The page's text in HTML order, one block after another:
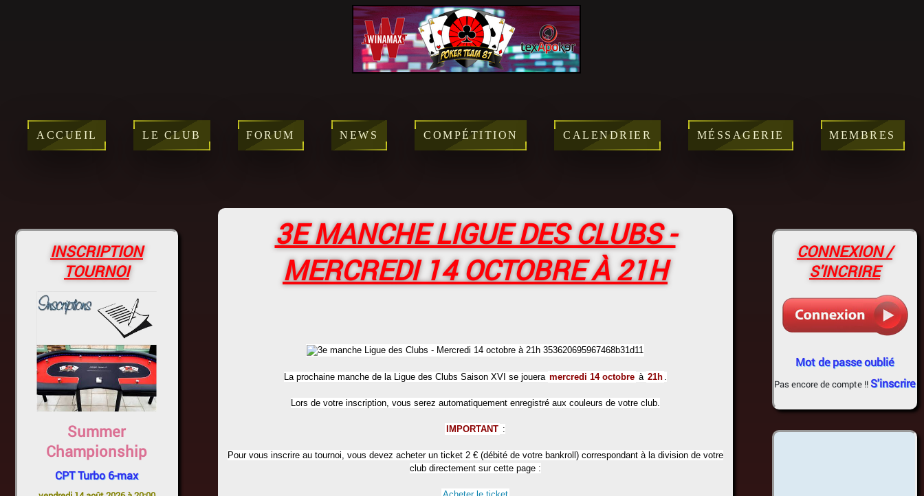
ACCUEIL LE CLUB FORUM NEWS COMPÉTITION CALENDRIER MÉSSAGERIE MEMBRES
INSCRIPTION
TOURNOI
Summer
Championship
CPT Turbo 6-max
3E MANCHE LIGUE DES CLUBS -
MERCREDI 14 OCTOBRE À 21H
La prochaine manche de la Ligue des Clubs Saison XVI se jouera mercredi 14 octobre à 21h .
Lors de votre inscription, vous serez automatiquement enregistré aux couleurs de votre club.
IMPORTANT :
Pour vous inscrire au tournoi, vous devez acheter un ticket 2 € (débité de votre bankroll) correspondant à la division de votre
club directement sur cette page :
CONNEXION /
S'INCRIRE
Mot de passe oublié
Pas encore de compte !!S'inscrire